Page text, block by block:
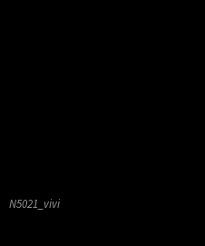
N5021_vivi